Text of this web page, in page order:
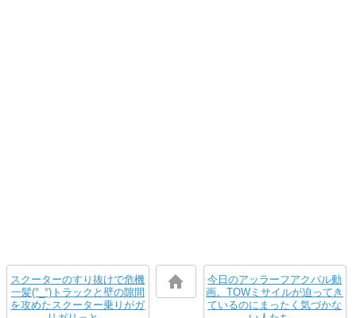
スクーターのすり抜けで危機
一髪(°_°)トラックと壁の隙間
を攻めたスクーター乗りがガ
今日のアッラーフアクバル動
画。TOWミサイルが迫ってき
ているのにまったく気づかな